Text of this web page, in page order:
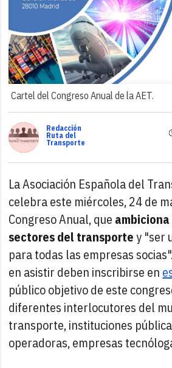
Cartel del Congreso Anual de la AET.
Redacción
Ruta del
Transporte
La Asociación Española del
celebra este miércoles, 24 de
Congreso Anual, que
sectores del transportey "ser
para todas las empresas
en asistir deben inscribirse en
público objetivo de este
diferentes interlocutores del
transporte, instituciones
operadoras, empresas